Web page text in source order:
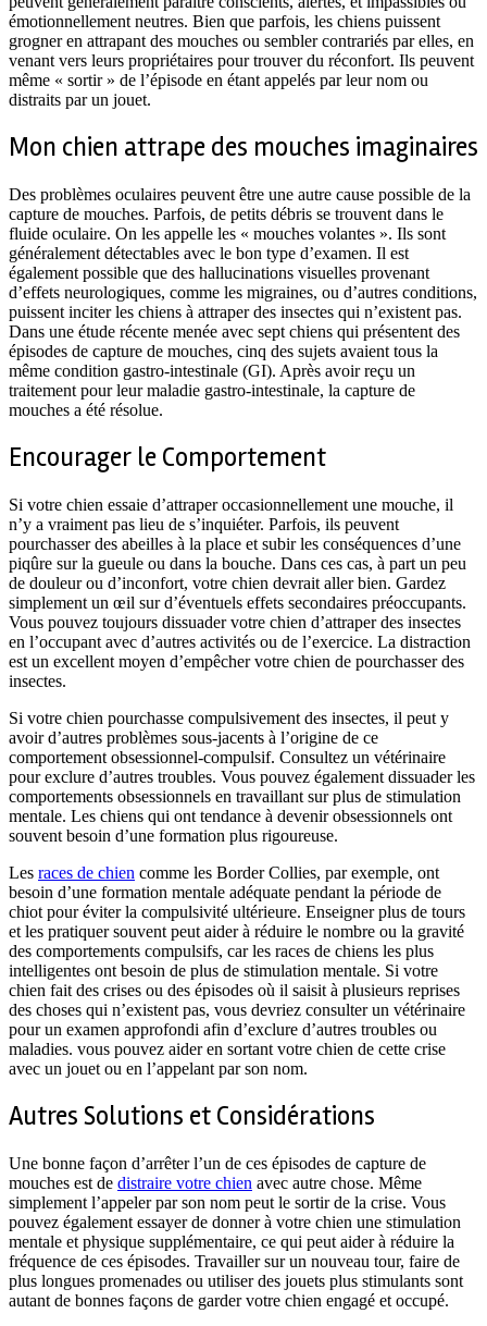
émotionnellement neutres. Bien que parfois, les chiens puissent
grogner en attrapant des mouches ou sembler contrariés par elles, en
venant vers leurs propriétaires pour trouver du réconfort. Ils peuvent
même « sortir » de l’épisode en étant appelés par leur nom ou
distraits par un jouet.
Mon chien attrape des mouches imaginaires
Des problèmes oculaires peuvent être une autre cause possible de la
capture de mouches. Parfois, de petits débris se trouvent dans le
fluide oculaire. On les appelle les « mouches volantes ». Ils sont
généralement détectables avec le bon type d’examen. Il est
également possible que des hallucinations visuelles provenant
d’effets neurologiques, comme les migraines, ou d’autres conditions,
puissent inciter les chiens à attraper des insectes qui n’existent pas.
Dans une étude récente menée avec sept chiens qui présentent des
épisodes de capture de mouches, cinq des sujets avaient tous la
même condition gastro-intestinale (GI). Après avoir reçu un
traitement pour leur maladie gastro-intestinale, la capture de
mouches a été résolue.
Encourager le Comportement
Si votre chien essaie d’attraper occasionnellement une mouche, il
n’y a vraiment pas lieu de s’inquiéter. Parfois, ils peuvent
pourchasser des abeilles à la place et subir les conséquences d’une
piqûre sur la gueule ou dans la bouche. Dans ces cas, à part un peu
de douleur ou d’inconfort, votre chien devrait aller bien. Gardez
simplement un œil sur d’éventuels effets secondaires préoccupants.
Vous pouvez toujours dissuader votre chien d’attraper des insectes
en l’occupant avec d’autres activités ou de l’exercice. La distraction
est un excellent moyen d’empêcher votre chien de pourchasser des
insectes.
Si votre chien pourchasse compulsivement des insectes, il peut y
avoir d’autres problèmes sous-jacents à l’origine de ce
comportement obsessionnel-compulsif. Consultez un vétérinaire
pour exclure d’autres troubles. Vous pouvez également dissuader les
comportements obsessionnels en travaillant sur plus de stimulation
mentale. Les chiens qui ont tendance à devenir obsessionnels ont
souvent besoin d’une formation plus rigoureuse.
Les races de chien comme les Border Collies, par exemple, ont
besoin d’une formation mentale adéquate pendant la période de
chiot pour éviter la compulsivité ultérieure. Enseigner plus de tours
et les pratiquer souvent peut aider à réduire le nombre ou la gravité
des comportements compulsifs, car les races de chiens les plus
intelligentes ont besoin de plus de stimulation mentale. Si votre
chien fait des crises ou des épisodes où il saisit à plusieurs reprises
des choses qui n’existent pas, vous devriez consulter un vétérinaire
pour un examen approfondi afin d’exclure d’autres troubles ou
maladies. vous pouvez aider en sortant votre chien de cette crise
avec un jouet ou en l’appelant par son nom.
Autres Solutions et Considérations
Une bonne façon d’arrêter l’un de ces épisodes de capture de
mouches est de distraire votre chien avec autre chose. Même
simplement l’appeler par son nom peut le sortir de la crise. Vous
pouvez également essayer de donner à votre chien une stimulation
mentale et physique supplémentaire, ce qui peut aider à réduire la
fréquence de ces épisodes. Travailler sur un nouveau tour, faire de
plus longues promenades ou utiliser des jouets plus stimulants sont
autant de bonnes façons de garder votre chien engagé et occupé.